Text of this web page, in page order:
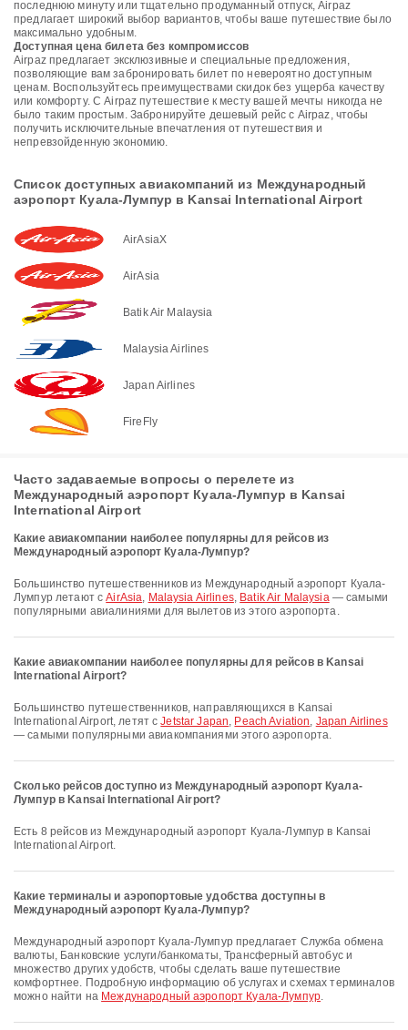
последнюю минуту или тщательно продуманный отпуск, Airpaz
предлагает широкий выбор вариантов, чтобы ваше путешествие было
максимально удобным.
Доступная цена билета без компромиссов
Airpaz предлагает эксклюзивные и специальные предложения,
позволяющие вам забронировать билет по невероятно доступным
ценам. Воспользуйтесь преимуществами скидок без ущерба качеству
или комфорту. С Airpaz путешествие к месту вашей мечты никогда не
было таким простым. Забронируйте дешевый рейс с Airpaz, чтобы
получить исключительные впечатления от путешествия и
непревзойденную экономию.
Список доступных авиакомпаний из Международный
аэропорт Куала-Лумпур в Kansai International Airport
AirAsiaX
AirAsia
Batik Air Malaysia
Malaysia Airlines
Japan Airlines
FireFly
Часто задаваемые вопросы о перелете из
Международный аэропорт Куала-Лумпур в Kansai
International Airport
Какие авиакомпании наиболее популярны для рейсов из
Международный аэропорт Куала-Лумпур?
Большинство путешественников из Международный аэропорт Куала-
Лумпур летают сAirAsia, Malaysia Airlines, Batik Air Malaysia— самыми
популярными авиалиниями для вылетов из этого аэропорта.
Какие авиакомпании наиболее популярны для рейсов в Kansai
International Airport?
Большинство путешественников, направляющихся в Kansai
International Airport, летят сJetstar Japan, Peach Aviation, Japan Airlines
— самыми популярными авиакомпаниями этого аэропорта.
Сколько рейсов доступно из Международный аэропорт Куала-
Лумпур в Kansai International Airport?
Есть 8 рейсов из Международный аэропорт Куала-Лумпур в Kansai
International Airport.
Какие терминалы и аэропортовые удобства доступны в
Международный аэропорт Куала-Лумпур?
Международный аэропорт Куала-Лумпур предлагает Служба обмена
валюты, Банковские услуги/банкоматы, Трансферный автобус и
множество других удобств, чтобы сделать ваше путешествие
комфортнее. Подробную информацию об услугах и схемах терминалов
можно найти на Международный аэропорт Куала-Лумпур.